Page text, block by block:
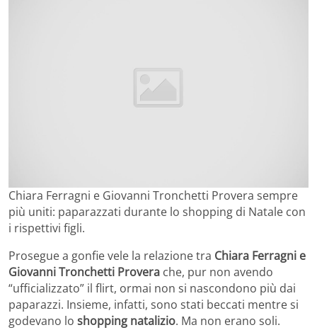
Chiara Ferragni e Giovanni Tronchetti Provera sempre
più uniti: paparazzati durante lo shopping di Natale con
i rispettivi figli.
Prosegue a gonfie vele la relazione tra Chiara Ferragni e
Giovanni Tronchetti Provera che, pur non avendo
“ufficializzato” il flirt, ormai non si nascondono più dai
paparazzi. Insieme, infatti, sono stati beccati mentre si
godevano lo shopping natalizio. Ma non erano soli.